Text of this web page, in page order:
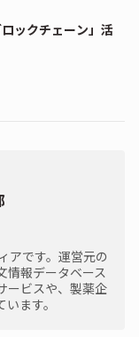
ックチェーン」活
アです。運営元の
情報データベース
ービスや、製薬企
ます。